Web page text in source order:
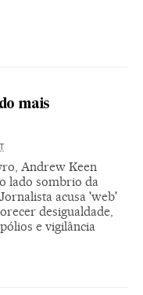
mais
Andrew Keen
lado sombrio da
acusa 'web'
desigualdade,
e vigilância